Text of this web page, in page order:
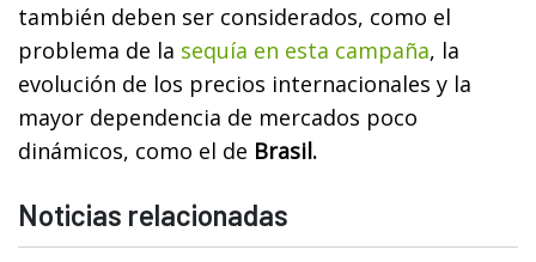
también deben ser considerados, como el
problema de la sequía en esta campaña, la
evolución de los precios internacionales y la
mayor dependencia de mercados poco
dinámicos, como el de Brasil.
Noticias relacionadas